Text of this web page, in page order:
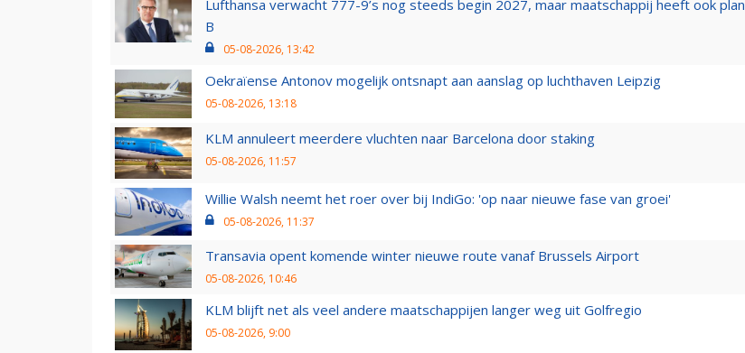
Lufthansa verwacht 777-9’s nog steeds begin 2027, maar maatschappij heeft ook plan
B
05-08-2026, 13:42
Oekraïense Antonov mogelijk ontsnapt aan aanslag op luchthaven Leipzig
05-08-2026, 13:18
KLM annuleert meerdere vluchten naar Barcelona door staking
05-08-2026, 11:57
Willie Walsh neemt het roer over bij IndiGo: 'op naar nieuwe fase van groei'
05-08-2026, 11:37
Transavia opent komende winter nieuwe route vanaf Brussels Airport
05-08-2026, 10:46
KLM blijft net als veel andere maatschappijen langer weg uit Golfregio
05-08-2026, 9:00